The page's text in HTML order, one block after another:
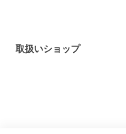
取扱いショップ